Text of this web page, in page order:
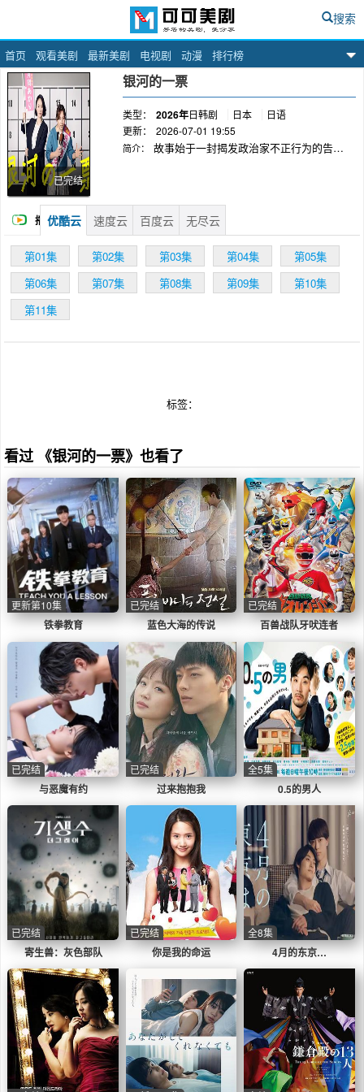
可可美剧网
首页 观看美剧 最新美剧 电视剧 动漫 排行榜
搜索
已完结
银河的一票
类型： 2026年日韩剧 日本
日语
更新：
2026-07-01 19:55
简介：
故事始于一封揭发政治家不正行为的告发
走投无路之际，她遇见了性格爽朗、毫无政治经
验的小酒馆妈妈桑月冈明里（野吕佳代 饰）。一
次突如其来的东京都知事选举，让茉莉萌生念头
——推举这个“政治素人”参选。两名背景与性格
截然不同的女性就此携手，在权谋与舆论交织的
选战中并肩作战，展开一场笑中带泪、热血又另
播 优酷云 速度云 百度云 无尽云
第01集 第02集 第03集 第04集
第05集
第06集
第07集 第08集 第09集
第10集
第11集
标签：
看过 《银河的一票》也看了
铁拳教育
更新第10集
蓝色大海的传说
已完结
百兽战队牙吠连者
已完结
与恶魔有约
已完结
过来抱抱我
已完结
0.5的男人
全5集
寄生兽：灰色部队
已完结
你是我的命运
已完结
4月的东京…
全8集